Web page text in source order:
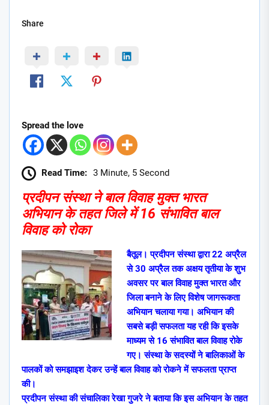
Share
Spread the love
Read Time: 3 Minute, 5 Second
प्रदीपन संस्था ने बाल विवाह मुक्त भारत
अभियान के तहत जिले में 16 संभावित बाल
विवाह को रोका
बैतूल। प्रदीपन संस्था द्वारा 22 अप्रैल
से 30 अप्रैल तक अक्षय तृतीया के शुभ
अवसर पर बाल विवाह मुक्त भारत और
जिला बनाने के लिए विशेष जागरूकता
अभियान चलाया गया। अभियान की
सबसे बड़ी सफलता यह रही कि इसके
माध्यम से 16 संभावित बाल विवाह रोके
गए। संस्था के सदस्यों ने बालिकाओं के
पालकों को समझाइश देकर उन्हें बाल विवाह को रोकने में सफलता प्राप्त
की।
प्रदीपन संस्था की संचालिका रेखा गुजरे ने बताया कि इस अभियान के तहत